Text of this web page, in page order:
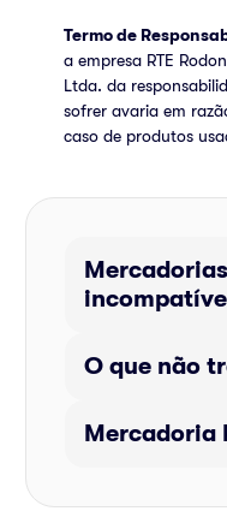
Termo de
a empresa RTE
Ltda. da
sofrer avaria em
caso de produtos
Mercadorias
O que não
Mercadoria